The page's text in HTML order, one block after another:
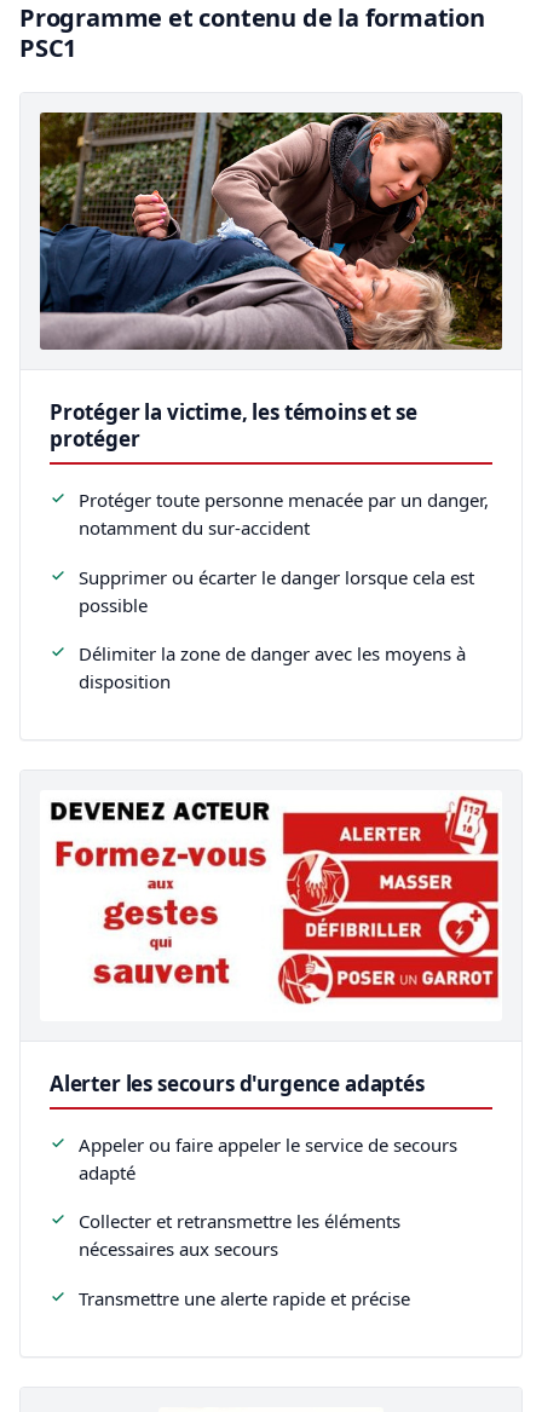
Programme et contenu de la formation
PSC1
Protéger la victime, les témoins et se
protéger
Protéger toute personne menacée par un danger,
notamment du sur-accident
Supprimer ou écarter le danger lorsque cela est
possible
Délimiter la zone de danger avec les moyens à
disposition
Alerter les secours d'urgence adaptés
Appeler ou faire appeler le service de secours
adapté
Collecter et retransmettre les éléments
nécessaires aux secours
Transmettre une alerte rapide et précise